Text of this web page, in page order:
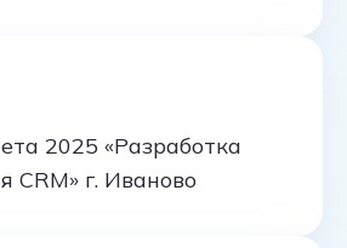
2025 «Разработка
CRM» г. Иваново